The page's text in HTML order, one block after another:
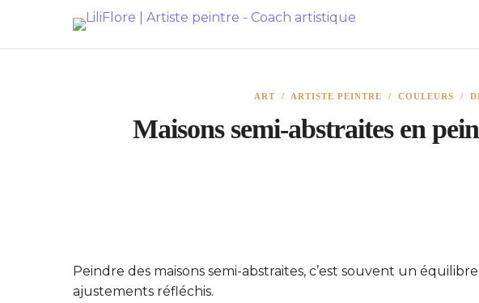
ART / ARTISTE PEINTRE / COULEURS /
Maisons semi-abstraites en
Peindre des maisons semi-abstraites, c’est souvent un
ajustements réfléchis.